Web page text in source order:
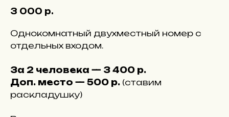
3 000 р.
Однокомнатный двухместный номер с
отдельных входом.
За 2 человека — 3 400 р.
Доп. место — 500 р. (ставим
раскладушку)